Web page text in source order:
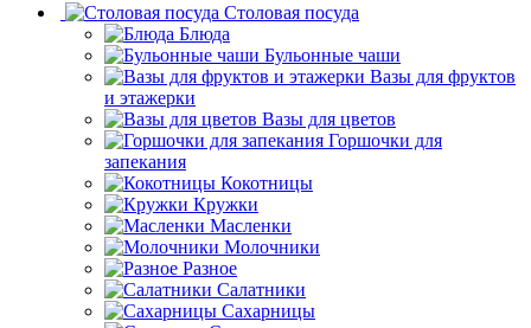
Столовая посуда
Блюда
Бульонные чаши
Вазы для фруктов
и этажерки
Вазы для цветов
Горшочки для
запекания
Кокотницы
Кружки
Масленки
Молочники
Разное
Салатники
Сахарницы